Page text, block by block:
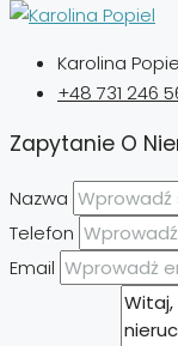
Karolina
+48 731 246
Zapytanie O
Nazwa
Telefon
Email